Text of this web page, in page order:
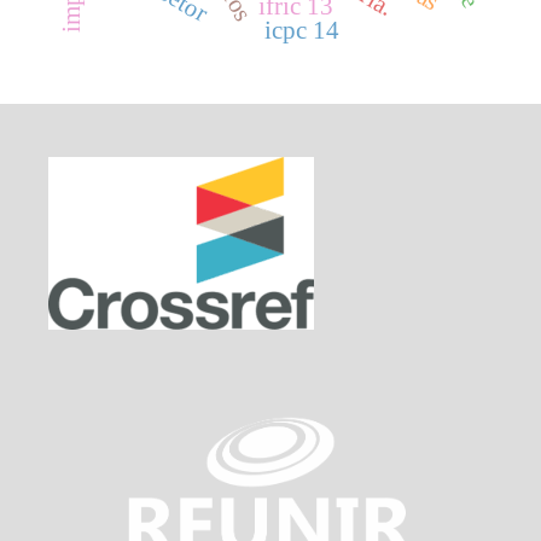
ifric 13
icpc 14